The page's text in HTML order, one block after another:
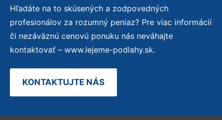
Hľadáte na to skúsených a zodpovedných
profesionálov za rozumný peniaz? Pre viac informácií
či nezáväznú cenovú ponuku nás neváhajte
kontaktovať – www.lejeme-podlahy.sk.
KONTAKTUJTE NÁS